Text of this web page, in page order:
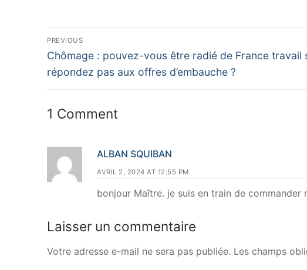
PREVIOUS
Chômage : pouvez-vous être radié de France travail
répondez pas aux offres d’embauche ?
1 Comment
ALBAN SQUIBAN
AVRIL 2, 2024 AT 12:55 PM
bonjour Maître. je suis en train de commander
Laisser un commentaire
Votre adresse e-mail ne sera pas publiée. Les champs